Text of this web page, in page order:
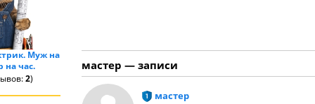
Муж на
на час.
2)
мастер — записи
мастер